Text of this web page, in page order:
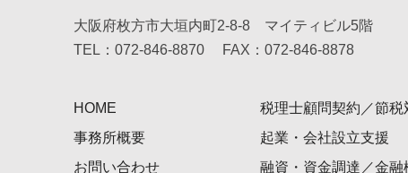
大阪府枚方市大垣内町2-8-8 マイティビル5階
TEL：072-846-8870
FAX：072-846-8878
HOME
事務所概要
お問い合わせ
税理士顧問契約／節税
起業・会社設立支援
融資・資金調達／金融